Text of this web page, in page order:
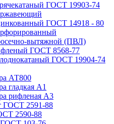
ГОСТ 19903-74
ГОСТ 14918 - 80
вытяжной (ПВЛ)
ГОСТ 8568-77
ГОСТ 19904-74
АТ800
гладкая А1
рифленая А3
ГОСТ 2591-88
2590-88